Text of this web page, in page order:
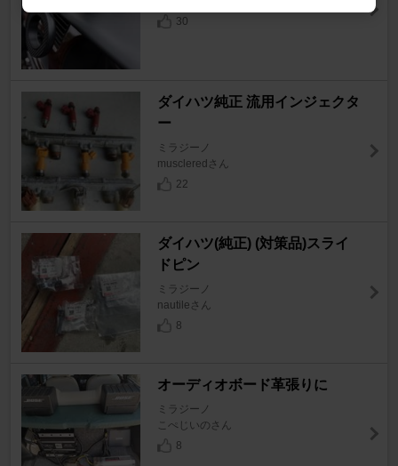
30
ダイハツ純正 流用インジェクタ
ー
ミラジーノ
muscleredさん
22
ダイハツ(純正) (対策品)スライ
ドピン
ミラジーノ
nautileさん
8
オーディオボード革張りに
ミラジーノ
こぺじいのさん
8